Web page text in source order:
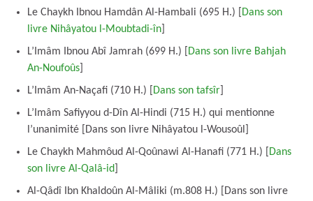
Le Chaykh Ibnou Hamdân Al-Hambali (695 H.) [
Dans son
livre Nihâyatou l-Moubtadi-în
L’Imâm Ibnou Abî Jamrah (699 H.) [
Dans son livre Bahjah
An-Noufoûs
L’Imâm An-Naçafi (710 H.) [
Dans son tafsîr
L’Imâm Safiyyou d-Dîn Al-Hindi (715 H.) qui mentionne
l’unanimité [Dans son livre Nihâyatou l-Wousoûl]
Le Chaykh Mahmôud Al-Qoûnawi Al-Hanafi (771 H.) [
Dans
son livre Al-Qalâ-id
Al-Qâdî Ibn Khaldoûn Al-Mâliki (m.808 H.) [Dans son livre